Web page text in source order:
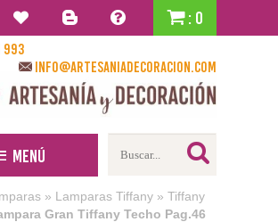
: 0
993
info@artesaniadecoracion.com
Menú
» Lamparas Tiffany » Tiffany
Gran Tiffany Techo Pag.46